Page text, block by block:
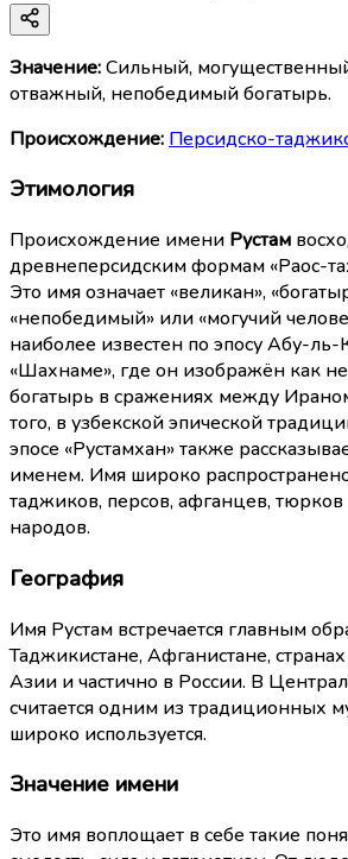
Значение:Сильный,
отважный, непобедимый богатырь.
Происхождение: Персидско-
Этимология
Происхождение имени Рустам
древнеперсидским формам «Раос-
Это имя означает «великан»,
«непобедимый» или «могучий
наиболее известен по эпосу Абу-
«Шахнаме», где он изображён как
богатырь в сражениях между
того, в узбекской эпической
эпосе «Рустамхан» также
именем. Имя широко
таджиков, персов, афганцев,
народов.
География
Имя Рустам встречается главным
Таджикистане, Афганистане,
Азии и частично в России. В
считается одним из традиционных
широко используется.
Значение имени
Это имя воплощает в себе такие